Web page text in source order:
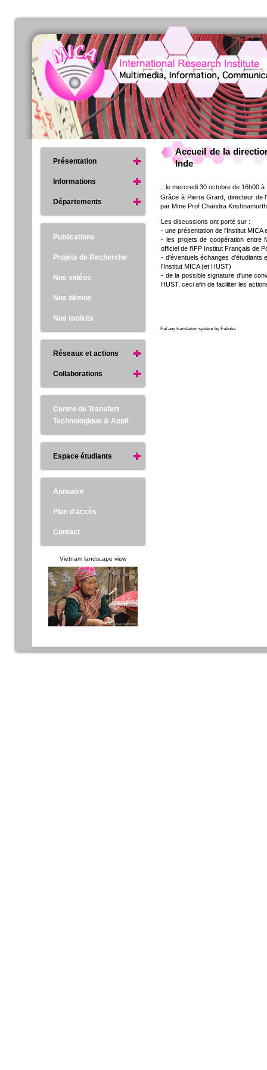
Accueil de la
Inde
...le mercredi 30 octobre de 16h00
Grâce à Pierre Grard, directeur de
par Mme Prof Chandra
Les discussions ont porté sur :
- une présentation de l'Institut
- les projets de coopération entre
officiel de l'IFP Institut Français de
- d'éventuels échanges d'étudiants
l'Institut MICA (et HUST)
- de la possible signature d'une
HUST, ceci afin de faciliter les
FaLang translation system by Faboba
Présentation
Informations
Départements
Publications
Projets de Recherche
Nos vidéos
Nos démos
Nos toolkits
Réseaux et actions
Collaborations
Centre de Transfert
Technologique & Appli.
Espace étudiants
Annuaire
Plan d'accès
Contact
Vietnam landscape view